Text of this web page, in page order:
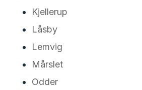
Kjellerup
Låsby
Lemvig
Mårslet
Odder